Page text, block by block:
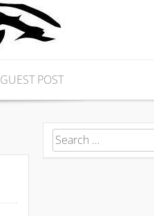
GUEST POST
Search for: